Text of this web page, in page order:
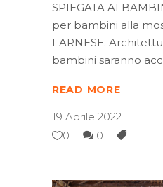
SPIEGATA AI
per bambini alla
FARNESE.
bambini saranno
READ MORE
19 Aprile 2022
0
0